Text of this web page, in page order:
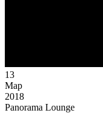
13
Мар
2018
Panorama Lounge